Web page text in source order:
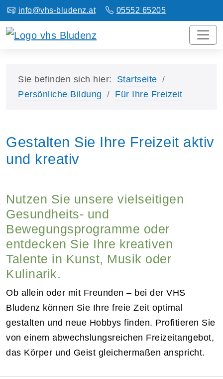
info@vhs-bludenz.at 05552 65205
Sie befinden sich hier:
Startseite
Persönliche Bildung
Für Ihre Freizeit
Gestalten Sie Ihre Freizeit aktiv
und kreativ
Nutzen Sie unsere vielseitigen
Gesundheits- und
Bewegungsprogramme oder
entdecken Sie Ihre kreativen
Talente in Kunst, Musik oder
Kulinarik.
Ob allein oder mit Freunden – bei der VHS
Bludenz können Sie Ihre freie Zeit optimal
gestalten und neue Hobbys finden. Profitieren Sie
von einem abwechslungsreichen Freizeitangebot,
das Körper und Geist gleichermaßen anspricht.